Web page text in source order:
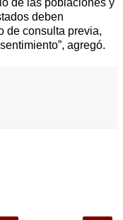
deben
de consulta previa,
agregó.